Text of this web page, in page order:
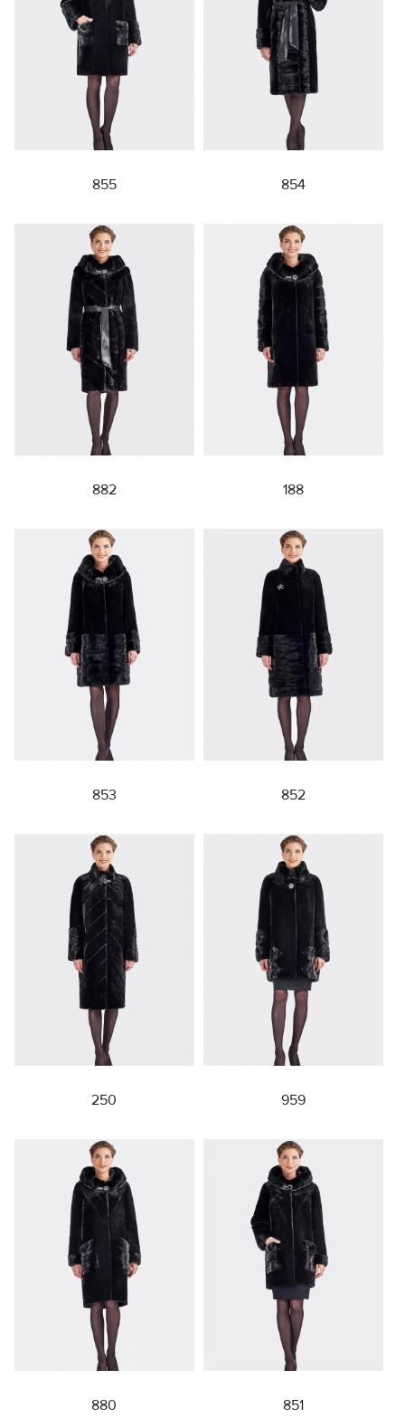
855 854
882 188
853 852
250 959
880 851